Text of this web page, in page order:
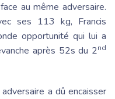
au même adversaire.
ses 113 kg, Francis
opportunité qui lui a
après 52s du 2nd
a dû encaisser